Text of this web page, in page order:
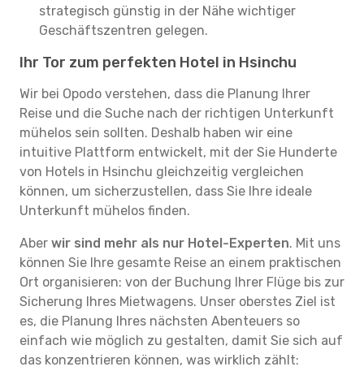
strategisch günstig in der Nähe wichtiger
Geschäftszentren gelegen.
Ihr Tor zum perfekten Hotel in Hsinchu
Wir bei Opodo verstehen, dass die Planung Ihrer
Reise und die Suche nach der richtigen Unterkunft
mühelos sein sollten. Deshalb haben wir eine
intuitive Plattform entwickelt, mit der Sie Hunderte
von Hotels in Hsinchu gleichzeitig vergleichen
können, um sicherzustellen, dass Sie Ihre ideale
Unterkunft mühelos finden.
Aber wir sind mehr als nur Hotel-Experten. Mit uns
können Sie Ihre gesamte Reise an einem praktischen
Ort organisieren: von der Buchung Ihrer Flüge bis zur
Sicherung Ihres Mietwagens. Unser oberstes Ziel ist
es, die Planung Ihres nächsten Abenteuers so
einfach wie möglich zu gestalten, damit Sie sich auf
das konzentrieren können, was wirklich zählt: